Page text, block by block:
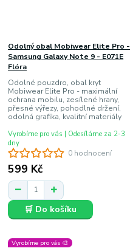
0 hodnocení
Odolný obal Mobiwear Elite Pro -
Samsung Galaxy Note 9 - E071E
Flóra
Odolné pouzdro, obal kryt
Mobiwear Elite Pro - maximální
ochrana mobilu, zesílené hrany,
přesné výřezy, pohodlné držení,
odolná grafika, kvalitní materiály
599 Kč
Vyrobíme pro vás | Odesíláme za 2-3
dny
🛒 Do košíku
Vyrobíme pro vás 🎨